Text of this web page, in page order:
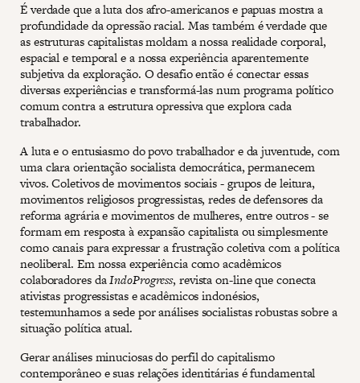
É verdade que a luta dos afro-americanos e papuas mostra a
profundidade da opressão racial. Mas também é verdade que
as estruturas capitalistas moldam a nossa realidade corporal,
espacial e temporal e a nossa experiência aparentemente
subjetiva da exploração. O desafio então é conectar essas
diversas experiências e transformá-las num programa político
comum contra a estrutura opressiva que explora cada
trabalhador.
A luta e o entusiasmo do povo trabalhador e da juventude, com
uma clara orientação socialista democrática, permanecem
vivos. Coletivos de movimentos sociais - grupos de leitura,
movimentos religiosos progressistas, redes de defensores da
reforma agrária e movimentos de mulheres, entre outros - se
formam em resposta à expansão capitalista ou simplesmente
como canais para expressar a frustração coletiva com a política
neoliberal. Em nossa experiência como acadêmicos
colaboradores daIndoProgress, revista on-line que conecta
ativistas progressistas e acadêmicos indonésios,
testemunhamos a sede por análises socialistas robustas sobre a
situação política atual.
Gerar análises minuciosas do perfil do capitalismo
contemporâneo e suas relações identitárias é fundamental